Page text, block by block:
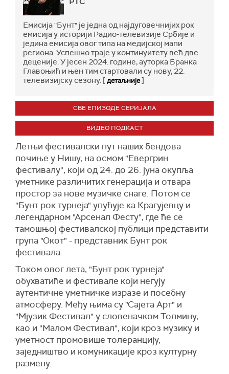
Емисија "Бунт" је једна од најдуговечнијих рок
емисија у историји Радио-телевизије Србије и
једина емисија овог типа на медијској мапи
региона. Успешно траје у континуитету већ две
деценије. У јесен 2024. године, ауторка Бранка
Главоњић и њен тим стартовали су нову, 22.
телевизијску сезону. [детаљније]
СВЕ ЕПИЗОДЕ СЕРИЈАЛА
ВИДЕО ПОДКАСТ
Летњи фестивалски пут наших бендова
почиње у Нишу, на осмом "Евергрин
фестивалу", који од 24. до 26. јуна окупља
уметнике различитих генерација и отвара
простор за нове музичке снаге. Потом се
"Бунт рок турнеја" упућује ка Крагујевцу и
легендарном "Арсенал Фесту", где ће се
тамошњој фестивалској публици представити
група "Окот" - представник Бунт рок
фестивала.
Током овог лета, "Бунт рок турнеја"
обухватиће и фестивале који негују
аутентичне уметничке изразе и посебну
атмосферу. Међу њима су "Сајета Арт" и
"Мјузик Фестивал" у словеначком Толмину,
као и "Малом Фестивал", који кроз музику и
уметност промовише толеранцију,
заједништво и комуникације кроз културну
размену.